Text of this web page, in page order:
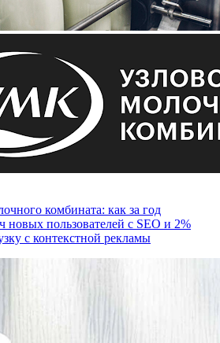
комбината: как за год
новых пользователей с SEO и 2%
с контекстной рекламы